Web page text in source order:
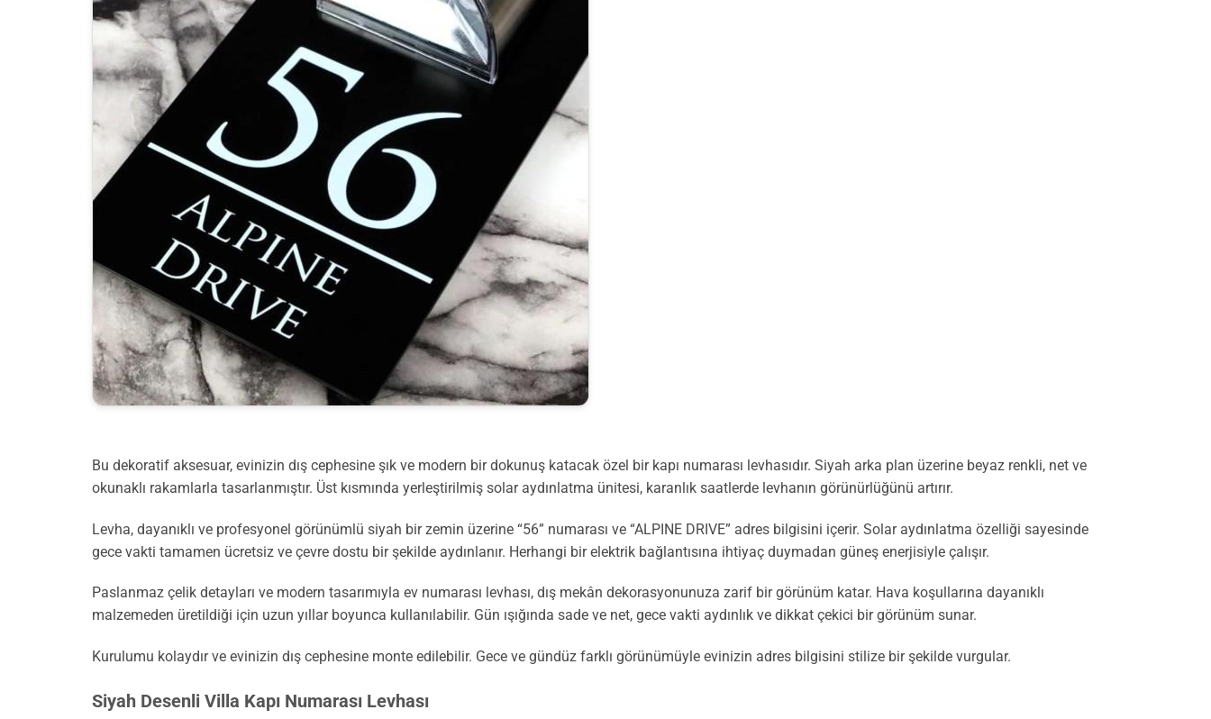
Bu dekoratif aksesuar, evinizin dış cephesine şık ve modern bir dokunuş katacak özel bir kapı numarası levhasıdır. Siyah arka plan üzerine beyaz renkli, net ve
okunaklı rakamlarla tasarlanmıştır. Üst kısmında yerleştirilmiş solar aydınlatma ünitesi, karanlık saatlerde levhanın görünürlüğünü artırır.
Levha, dayanıklı ve profesyonel görünümlü siyah bir zemin üzerine “56” numarası ve “ALPINE DRIVE” adres bilgisini içerir. Solar aydınlatma özelliği sayesinde
gece vakti tamamen ücretsiz ve çevre dostu bir şekilde aydınlanır. Herhangi bir elektrik bağlantısına ihtiyaç duymadan güneş enerjisiyle çalışır.
Paslanmaz çelik detayları ve modern tasarımıyla ev numarası levhası, dış mekân dekorasyonunuza zarif bir görünüm katar. Hava koşullarına dayanıklı
malzemeden üretildiği için uzun yıllar boyunca kullanılabilir. Gün ışığında sade ve net, gece vakti aydınlık ve dikkat çekici bir görünüm sunar.
Kurulumu kolaydır ve evinizin dış cephesine monte edilebilir. Gece ve gündüz farklı görünümüyle evinizin adres bilgisini stilize bir şekilde vurgular.
Siyah Desenli Villa Kapı Numarası Levhası